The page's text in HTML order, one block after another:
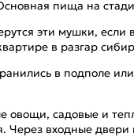
пища на
эти мушки,
в разгар
в подполе
садовые и
Через входные